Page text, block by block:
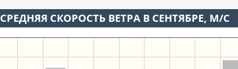
СРЕДНЯЯ СКОРОСТЬ ВЕТРА В СЕНТЯБРЕ, М/С